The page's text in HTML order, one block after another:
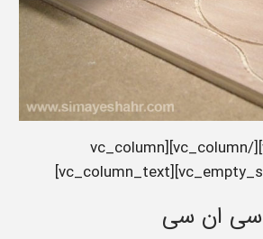
[/vc_column_text][/vc_column][vc_column
سی ان سی